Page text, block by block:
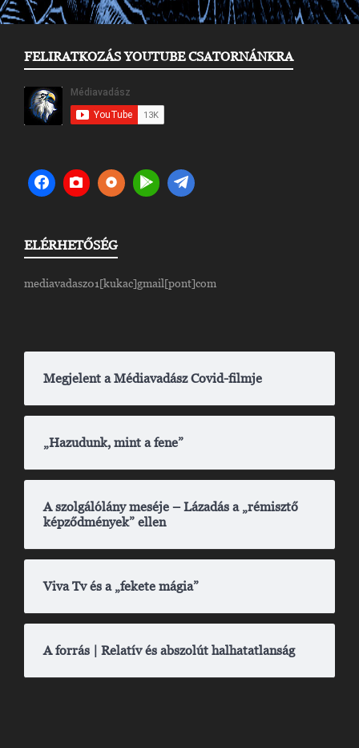
FELIRATKOZÁS YOUTUBE CSATORNÁNKRA
ELÉRHETŐSÉG
mediavadasz01[kukac]gmail[pont]com
Megjelent a Médiavadász Covid-filmje
„Hazudunk, mint a fene”
A szolgálólány meséje – Lázadás a „rémisztő
képződmények” ellen
Viva Tv és a „fekete mágia”
A forrás | Relatív és abszolút halhatatlanság